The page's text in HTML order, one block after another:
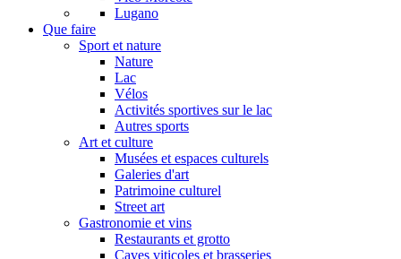
Lugano
Que faire
Sport et nature
Nature
Lac
Vélos
Activités sportives sur le lac
Autres sports
Art et culture
Musées et espaces culturels
Galeries d'art
Patrimoine culturel
Street art
Gastronomie et vins
Restaurants et grotto
Caves viticoles et brasseries